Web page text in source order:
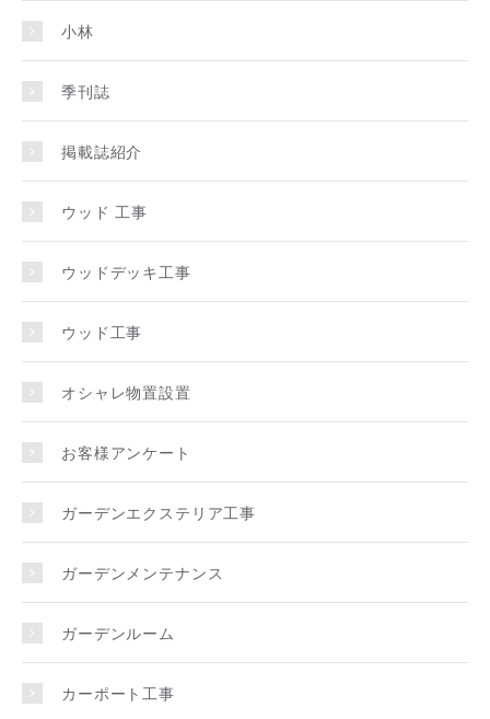
小林
季刊誌
掲載誌紹介
ウッド 工事
ウッドデッキ工事
ウッド工事
オシャレ物置設置
お客様アンケート
ガーデンエクステリア工事
ガーデンメンテナンス
ガーデンルーム
カーポート工事